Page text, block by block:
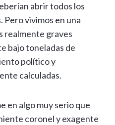
ke
dI
n
se
n
g
er
ai
l
p
y
Li
m
abrir todos los
vivimos en una
realmente graves
bajo toneladas de
político y
calculadas.
en algo muy serio que
coronel y exagente